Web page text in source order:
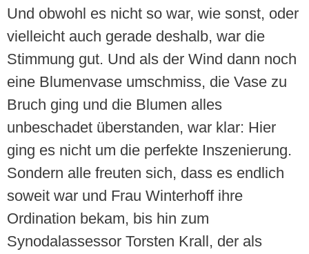
Und obwohl es nicht so war, wie sonst, oder
vielleicht auch gerade deshalb, war die
Stimmung gut. Und als der Wind dann noch
eine Blumenvase umschmiss, die Vase zu
Bruch ging und die Blumen alles
unbeschadet überstanden, war klar: Hier
ging es nicht um die perfekte Inszenierung.
Sondern alle freuten sich, dass es endlich
soweit war und Frau Winterhoff ihre
Ordination bekam, bis hin zum
Synodalassessor Torsten Krall, der als